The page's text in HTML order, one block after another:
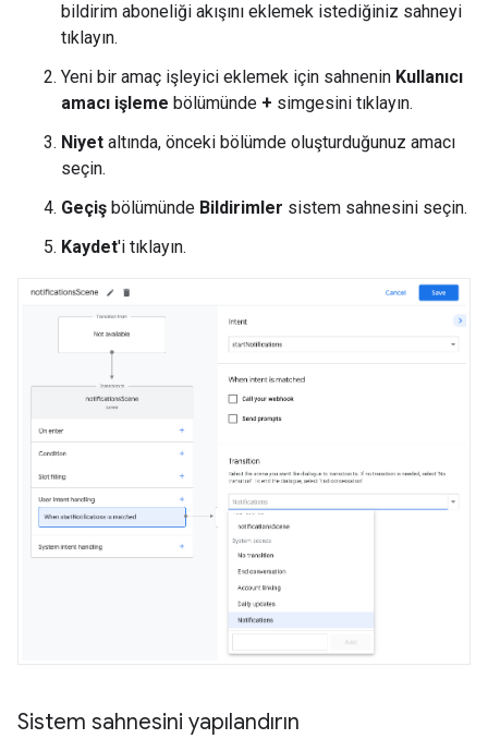
bildirim aboneliği akışını eklemek istediğiniz sahneyi
tıklayın.
Yeni bir amaç işleyici eklemek için sahnenin Kullanıcı
amacı işleme bölümünde + simgesini tıklayın.
Niyet altında, önceki bölümde oluşturduğunuz amacı
seçin.
Geçiş bölümünde Bildirimler sistem sahnesini seçin.
Kaydet'i tıklayın.
Sistem sahnesini yapılandırın